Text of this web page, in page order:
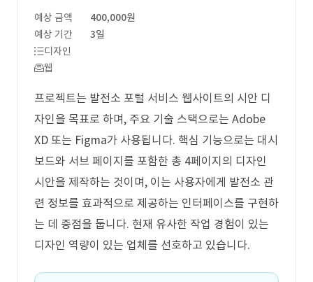
예상 금액
400,000원
예상 기간
3일
디자인
웹
프로젝트는 발전소 포털 서비스 웹사이트의 시안 디
자인을 목표로 하며, 주요 기술 스택으로는 Adobe
XD 또는 Figma가 사용됩니다. 핵심 기능으로는 대시
보드와 서브 페이지를 포함한 총 4페이지의 디자인
시안을 제작하는 것이며, 이는 사용자에게 발전소 관
련 정보를 효과적으로 제공하는 인터페이스를 구현하
는 데 중점을 둡니다. 현재 유사한 작업 경험이 있는
디자인 역량이 있는 업체를 선호하고 있습니다.